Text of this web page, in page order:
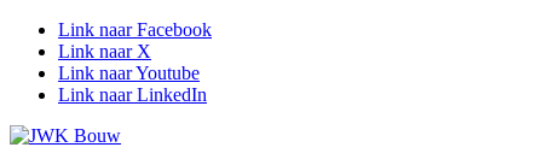
Link naar Facebook
Link naar X
Link naar Youtube
Link naar LinkedIn